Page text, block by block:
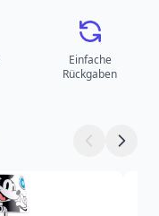
Einfache
Rückgaben